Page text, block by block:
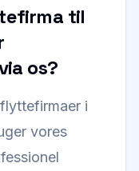
til
os?
i
vores